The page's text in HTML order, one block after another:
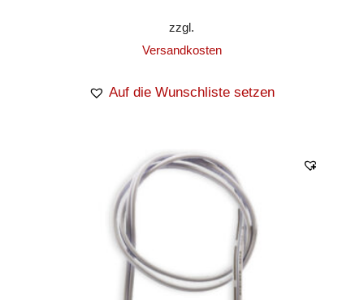
zzgl.
Versandkosten
Auf die Wunschliste setzen